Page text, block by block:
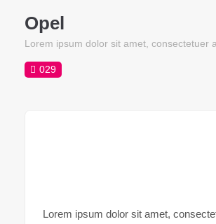
Opel
Lorem ipsum dolor sit amet, consectetuer
029
Lorem ipsum dolor sit amet,